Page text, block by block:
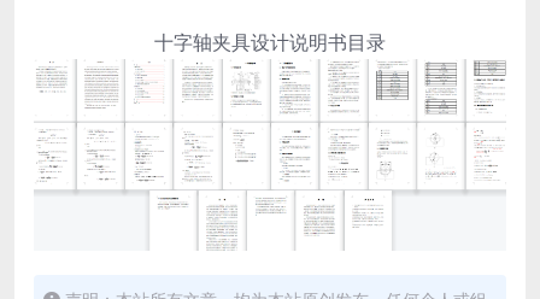
十字轴夹具设计说明书目录